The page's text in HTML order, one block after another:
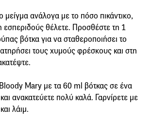
ανάλογα με το πόσο πικάντικο,
θέλετε. Προσθέστε τη 1
βότκα για να σταθεροποιήσει το
τους χυμούς φρέσκους και στη
Μary με τα 60 ml βότκας σε ένα
ανακατεύετε πολύ καλά. Γαρνίρετε με
λάιμ.